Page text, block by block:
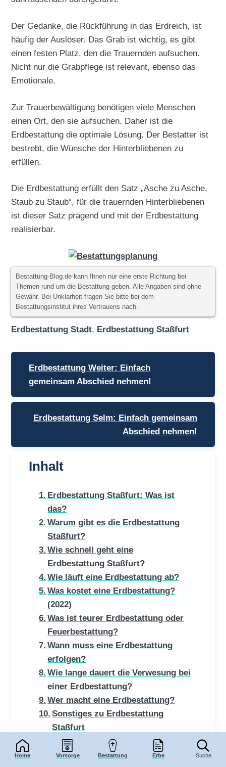
Home Vorsorge Bestattung Erbe Suche
Der Gedanke, die Rückführung in das Erdreich, ist
häufig der Auslöser. Das Grab ist wichtig, es gibt
einen festen Platz, den die Trauernden aufsuchen.
Nicht nur die Grabpflege ist relevant, ebenso das
Emotionale.
Zur Trauerbewältigung benötigen viele Menschen
einen Ort, den sie aufsuchen. Daher ist die
Erdbestattung die optimale Lösung. Der Bestatter ist
bestrebt, die Wünsche der Hinterbliebenen zu
erfüllen.
Die Erdbestattung erfüllt den Satz „Asche zu Asche,
Staub zu Staub“, für die trauernden Hinterbliebenen
ist dieser Satz prägend und mit der Erdbestattung
realisierbar.
Bestattung-Blog.de kann Ihnen nur eine erste Richtung bei
Themen rund um die Bestattung geben. Alle Angaben sind ohne
Gewähr. Bei Unklarheit fragen Sie bitte bei dem
Bestattungsinstitut ihres Vertrauens nach.
Erdbestattung Stadt, Erdbestattung Staßfurt
Beitragsnavigation
Erdbestattung Weiter: Einfach
gemeinsam Abschied nehmen!
Erdbestattung Selm: Einfach gemeinsam
Abschied nehmen!
Inhalt
Erdbestattung Staßfurt: Was ist
das?
Warum gibt es die Erdbestattung
Staßfurt?
Wie schnell geht eine
Erdbestattung Staßfurt?
Wie läuft eine Erdbestattung ab?
Was kostet eine Erdbestattung?
(2022)
Was ist teurer Erdbestattung oder
Feuerbestattung?
Wann muss eine Erdbestattung
erfolgen?
Wie lange dauert die Verwesung bei
einer Erdbestattung?
Wer macht eine Erdbestattung?
Sonstiges zu Erdbestattung
Staßfurt
Die stille Beisetzung
Fazit zu Erdbestattung {DStadt}